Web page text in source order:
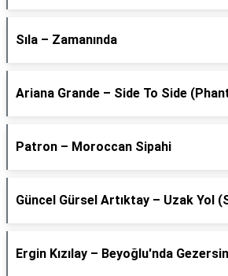
Sıla – Zamanında
Ariana Grande – Side To Side
Patron – Moroccan Sipahi
Güncel Gürsel Artıktay – Uzak Yol
Ergin Kızılay – Beyoğlu'nda Gezersin